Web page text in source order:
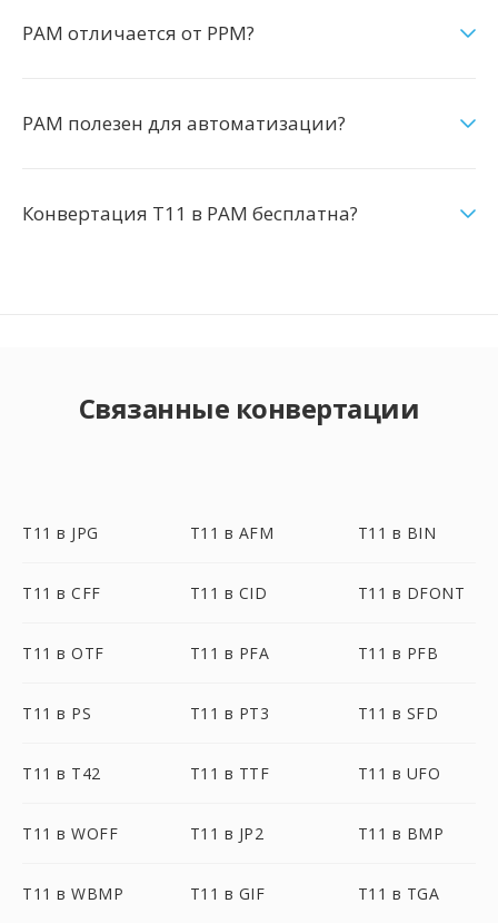
PAM отличается от PPM?
PAM полезен для автоматизации?
Конвертация T11 в PAM бесплатна?
Связанные конвертации
T11 в JPG T11 в AFM T11 в BIN
T11 в CFF T11 в CID T11 в DFONT
T11 в OTF T11 в PFA T11 в PFB
T11 в PS T11 в PT3 T11 в SFD
T11 в T42 T11 в TTF T11 в UFO
T11 в WOFF T11 в JP2 T11 в BMP
T11 в WBMP T11 в GIF T11 в TGA